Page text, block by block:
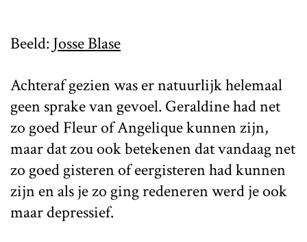
Beeld: Josse Blase
Achteraf gezien was er natuurlijk helemaal
geen sprake van gevoel. Geraldine had net
zo goed Fleur of Angelique kunnen zijn,
maar dat zou ook betekenen dat vandaag net
zo goed gisteren of eergisteren had kunnen
zijn en als je zo ging redeneren werd je ook
maar depressief.